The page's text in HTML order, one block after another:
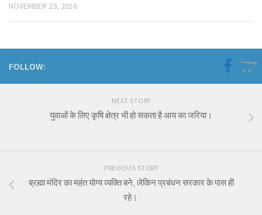
NOVEMBER 29, 2016
FOLLOW:
NEXT STORY
युवाओं के लिए कृषि क्षेत्र भी हो सकता है आय का जरिया।
PREVIOUS STORY
ब्रह्मा मंदिर का महंत योग्य व्यक्ति बने, लेकिन प्रबंधन सरकार के पास ही
रहे।